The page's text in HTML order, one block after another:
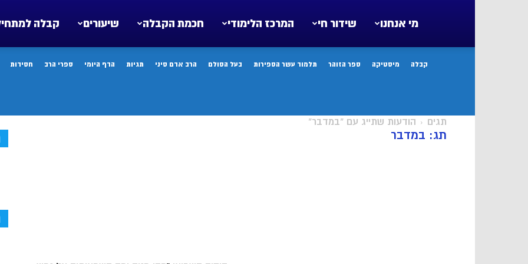
קבלה שיעורים חכמת הקבלה המרכז הלימודי שידור חי מי אנחנו
קבלה מיסטיקה ספר הזוהר תלמוד עשר הספירות בעל הסולם הרב אדם סיני תגיות הדף היומי ספרי הרב חסידות
תגים הודעות שתייג עם "במדבר"
תג: במדבר